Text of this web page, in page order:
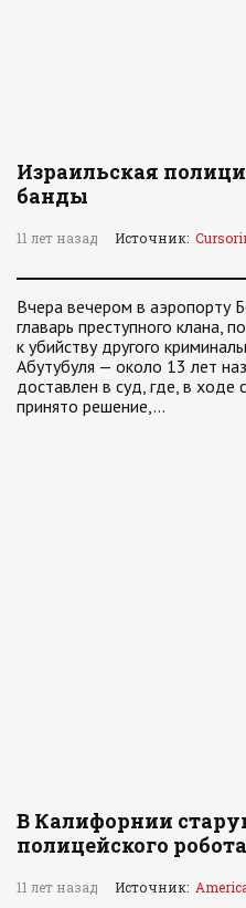
Израильская
банды
11 лет назад Источник:
Вчера вечером в аэропорту
главарь преступного клана,
к убийству другого
Абутубуля — около 13 лет
доставлен в суд, где, в
принято решение,…
В Калифорнии
полицейского робота
11 лет назад Источник: